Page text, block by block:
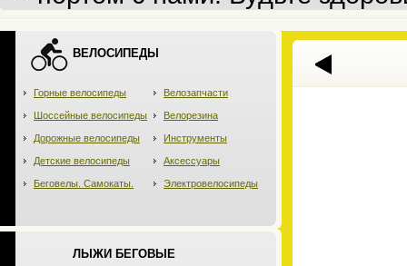
ВЕЛОСИПЕДЫ
Горные велосипеды
Шоссейные велосипеды
Дорожные велосипеды
Детские велосипеды
Беговелы. Самокаты.
Велозапчасти
Велорезина
Инструменты
Аксессуары
Электровелосипеды
ЛЫЖИ БЕГОВЫЕ